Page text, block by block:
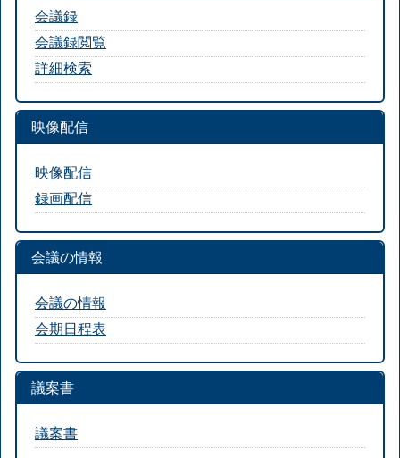
会議録
会議録閲覧
詳細検索
映像配信
映像配信
録画配信
会議の情報
会議の情報
会期日程表
議案書
議案書